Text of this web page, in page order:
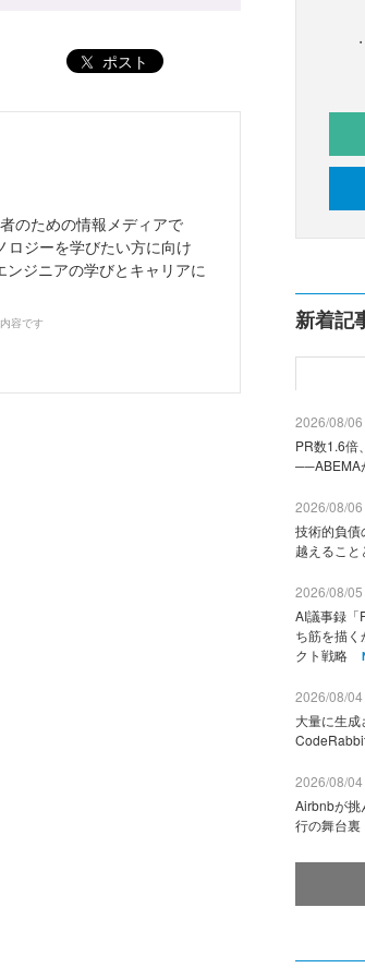
ポスト
のための情報メディアで
ロジーを学びたい方に向け
ジニアの学びとキャリアに
容です 新着記
2026/08/
PR数1.6倍
──ABEMA
2026/08/
技術的負
越えるこ
2026/08/
AI議事録「
ち筋を描
クト戦略
2026/08/
大量に生
2026/08/
Airbnbが挑
行の舞台裏